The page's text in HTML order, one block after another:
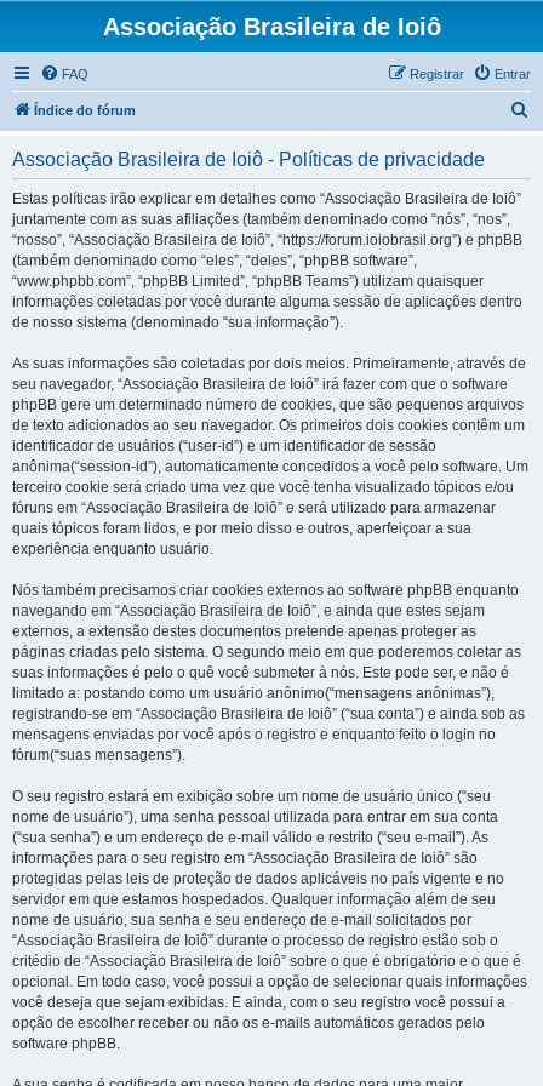
Associação Brasileira de Ioiô
FAQ Entrar
Registrar
Índice do fórum
Associação Brasileira de Ioiô - Políticas de privacidade
Estas políticas irão explicar em detalhes como “Associação Brasileira de Ioiô”
juntamente com as suas afiliações (também denominado como “nós”, “nos”,
“nosso”, “Associação Brasileira de Ioiô”, “https://forum.ioiobrasil.org”) e phpBB
(também denominado como “eles”, “deles”, “phpBB software”,
“www.phpbb.com”, “phpBB Limited”, “phpBB Teams”) utilizam quaisquer
informações coletadas por você durante alguma sessão de aplicações dentro
de nosso sistema (denominado “sua informação”).
As suas informações são coletadas por dois meios. Primeiramente, através de
seu navegador, “Associação Brasileira de Ioiô” irá fazer com que o software
phpBB gere um determinado número de cookies, que são pequenos arquivos
de texto adicionados ao seu navegador. Os primeiros dois cookies contêm um
identificador de usuários (“user-id”) e um identificador de sessão
anônima(“session-id”), automaticamente concedidos a você pelo software. Um
terceiro cookie será criado uma vez que você tenha visualizado tópicos e/ou
fóruns em “Associação Brasileira de Ioiô” e será utilizado para armazenar
quais tópicos foram lidos, e por meio disso e outros, aperfeiçoar a sua
experiência enquanto usuário.
Nós também precisamos criar cookies externos ao software phpBB enquanto
navegando em “Associação Brasileira de Ioiô”, e ainda que estes sejam
externos, a extensão destes documentos pretende apenas proteger as
páginas criadas pelo sistema. O segundo meio em que poderemos coletar as
suas informações é pelo o quê você submeter à nós. Este pode ser, e não é
limitado a: postando como um usuário anônimo(“mensagens anônimas”),
registrando-se em “Associação Brasileira de Ioiô” (“sua conta”) e ainda sob as
mensagens enviadas por você após o registro e enquanto feito o login no
fórum(“suas mensagens”).
O seu registro estará em exibição sobre um nome de usuário único (“seu
nome de usuário”), uma senha pessoal utilizada para entrar em sua conta
(“sua senha”) e um endereço de e-mail válido e restrito (“seu e-mail”). As
informações para o seu registro em “Associação Brasileira de Ioiô” são
protegidas pelas leis de proteção de dados aplicáveis no país vigente e no
servidor em que estamos hospedados. Qualquer informação além de seu
nome de usuário, sua senha e seu endereço de e-mail solicitados por
“Associação Brasileira de Ioiô” durante o processo de registro estão sob o
critédio de “Associação Brasileira de Ioiô” sobre o que é obrigatório e o que é
opcional. Em todo caso, você possui a opção de selecionar quais informações
você deseja que sejam exibidas. E ainda, com o seu registro você possui a
opção de escolher receber ou não os e-mails automáticos gerados pelo
software phpBB.